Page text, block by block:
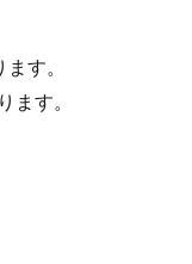
す。
ます。